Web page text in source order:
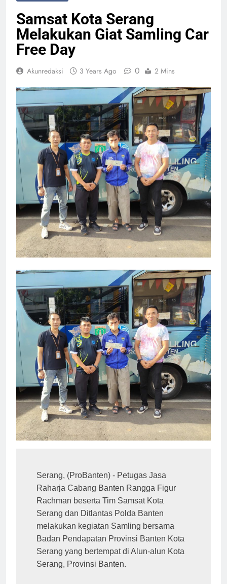
Samsat Kota Serang
Melakukan Giat Samling Car
Free Day
Akunredaksi 3 Years Ago 0 2 Mins
Serang, (ProBanten) - Petugas Jasa
Raharja Cabang Banten Rangga Figur
Rachman beserta Tim Samsat Kota
Serang dan Ditlantas Polda Banten
melakukan kegiatan Samling bersama
Badan Pendapatan Provinsi Banten Kota
Serang yang bertempat di Alun-alun Kota
Serang, Provinsi Banten.